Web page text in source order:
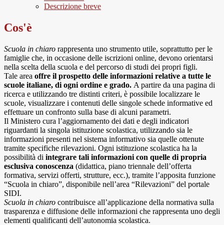
Descrizione breve
Cos'è
Scuola in chiaro rappresenta uno strumento utile, soprattutto per le
famiglie che, in occasione delle iscrizioni online, devono orientarsi
nella scelta della scuola e del percorso di studi dei propri figli.
Tale area offre il prospetto delle informazioni relative a tutte le
scuole italiane, di ogni ordine e grado. A partire da una pagina di
ricerca e utilizzando tre distinti criteri, è possibile localizzare le
scuole, visualizzare i contenuti delle singole schede informative ed
effettuare un confronto sulla base di alcuni parametri.
Il Ministero cura l’aggiornamento dei dati e degli indicatori
riguardanti la singola istituzione scolastica, utilizzando sia le
informazioni presenti nel sistema informativo sia quelle ottenute
tramite specifiche rilevazioni. Ogni istituzione scolastica ha la
possibilità di integrare tali informazioni con quelle di propria
esclusiva conoscenza (didattica, piano triennale dell’offerta
formativa, servizi offerti, strutture, ecc.), tramite l’apposita funzione
“Scuola in chiaro”, disponibile nell’area “Rilevazioni” del portale
SIDI.
Scuola in chiaro contribuisce all’applicazione della normativa sulla
trasparenza e diffusione delle informazioni che rappresenta uno degli
elementi qualificanti dell’autonomia scolastica.